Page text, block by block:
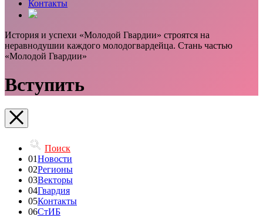
Контакты
История и успехи «Молодой Гвардии» строятся на
неравнодушии каждого молодогвардейца. Стань частью
«Молодой Гвардии»
Вступить
Поиск
01Новости
02Регионы
03Векторы
04Гвардия
05Контакты
06СтИБ